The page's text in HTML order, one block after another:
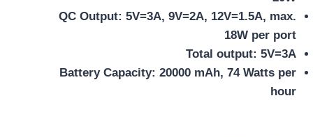
QC Output: 5V=3A, 9V=2A, 12V=1.5A, max.
18W per port
Total output: 5V=3A
Battery Capacity: 20000 mAh, 74 Watts per
hour